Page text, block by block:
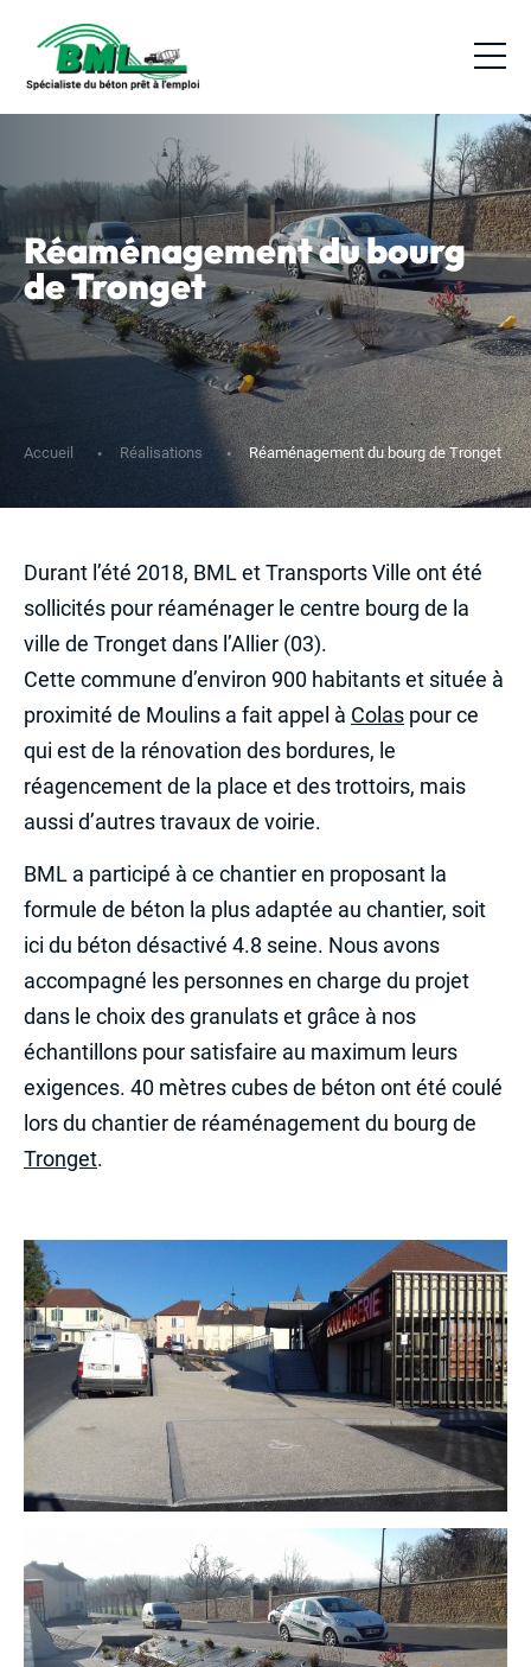
Réaménagement du bourg
de Tronget
Accueil Réalisations Réaménagement du bourg de Tronget
Durant l’été 2018, BML et Transports Ville ont été
sollicités pour réaménager le centre bourg de la
ville de Tronget dans l’Allier (03).
Cette commune d’environ 900 habitants et située à
proximité de Moulins a fait appel à Colas pour ce
qui est de la rénovation des bordures, le
réagencement de la place et des trottoirs, mais
aussi d’autres travaux de voirie.
BML a participé à ce chantier en proposant la
formule de béton la plus adaptée au chantier, soit
ici du béton désactivé 4.8 seine. Nous avons
accompagné les personnes en charge du projet
dans le choix des granulats et grâce à nos
échantillons pour satisfaire au maximum leurs
exigences. 40 mètres cubes de béton ont été coulé
lors du chantier de réaménagement du bourg de
Tronget.
Qui sommes-nous ?